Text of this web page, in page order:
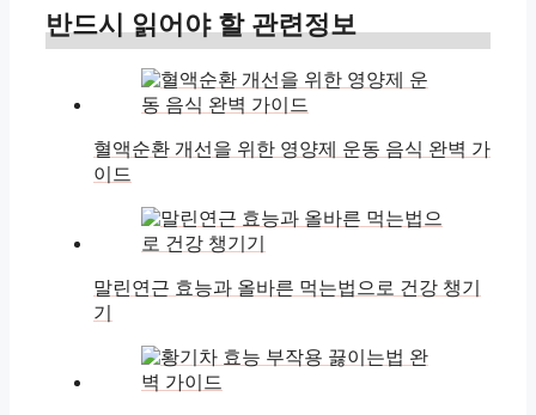
반드시 읽어야 할 관련정보
혈액순환 개선을 위한 영양제 운동 음식 완벽 가
이드
말린연근 효능과 올바른 먹는법으로 건강 챙기
기